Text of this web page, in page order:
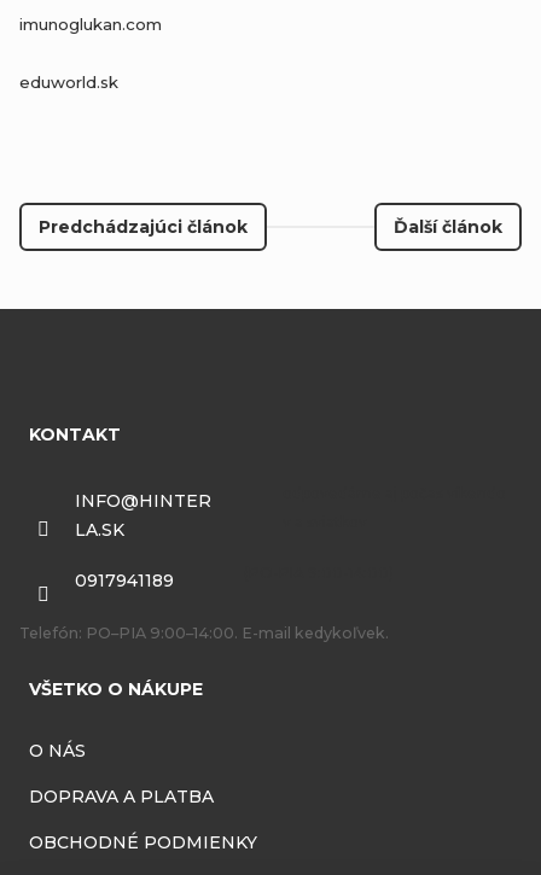
imunoglukan.com
eduworld.sk
Predchádzajúci článok Ďalší článok
KONTAKT
INFO@HINTER
LA.SK
0917941189
Telefón: PO–PIA 9:00–14:00. E-mail kedykoľvek.
VŠETKO O NÁKUPE
O NÁS
DOPRAVA A PLATBA
OBCHODNÉ PODMIENKY